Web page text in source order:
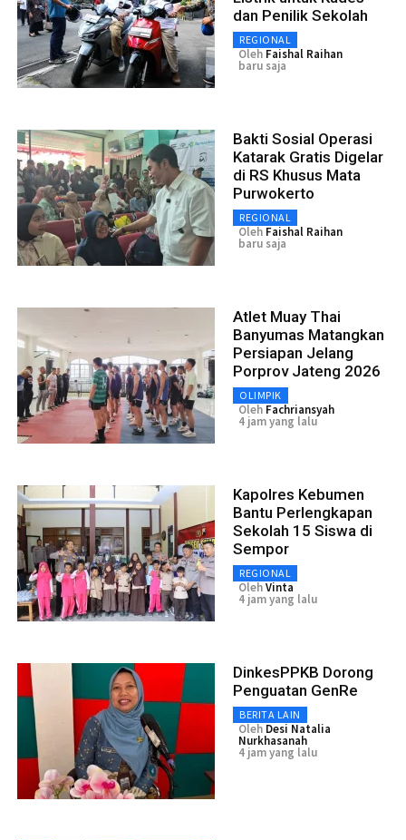
dan Penilik Sekolah
REGIONAL
Oleh Faishal Raihan
baru saja
Bakti Sosial Operasi
Katarak Gratis Digelar
di RS Khusus Mata
Purwokerto
REGIONAL
Oleh Faishal Raihan
baru saja
Atlet Muay Thai
Banyumas Matangkan
Persiapan Jelang
Porprov Jateng 2026
OLIMPIK
Oleh Fachriansyah
4 jam yang lalu
Kapolres Kebumen
Bantu Perlengkapan
Sekolah 15 Siswa di
Sempor
REGIONAL
OlehVinta
4 jam yang lalu
DinkesPPKB Dorong
Penguatan GenRe
BERITA LAIN
Oleh Desi Natalia
Nurkhasanah
4 jam yang lalu